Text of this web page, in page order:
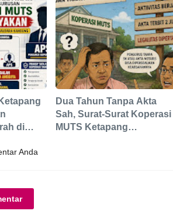
Ketapang
di
Dua Tahun Tanpa Akta
Sah, Surat-Surat Koperasi
MUTS Ketapang
Anda